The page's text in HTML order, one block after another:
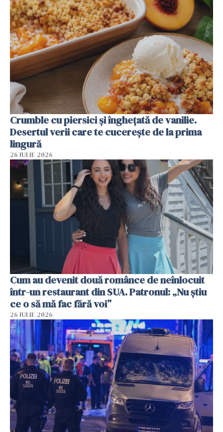
Crumble cu piersici și înghețată de vanilie.
Desertul verii care te cucerește de la prima
lingură
26 IULIE 2026
Cum au devenit două românce de neînlocuit
într-un restaurant din SUA. Patronul: „Nu știu
ce o să mă fac fără voi”
26 IULIE 2026